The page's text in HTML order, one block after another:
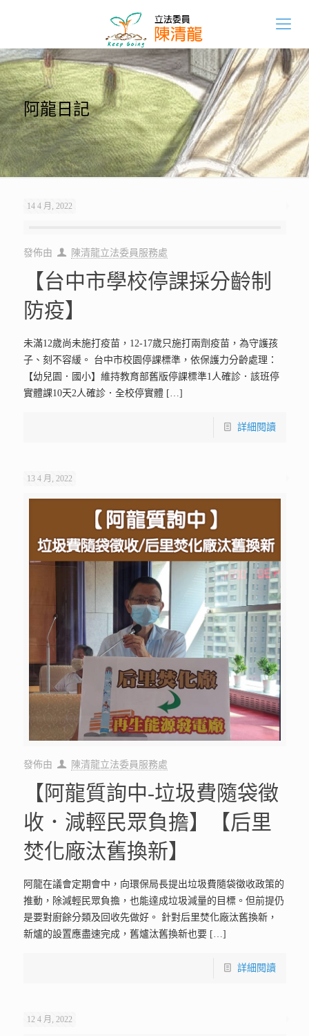
阿龍日記
14 4 月, 2022
發佈由 陳清龍立法委員服務處
【台中市學校停課採分齡制
防疫】
未滿12歲尚未施打疫苗，12-17歲只施打兩劑疫苗，為守護孩
子、刻不容緩。 台中市校園停課標準，依保護力分齡處理：
【幼兒園．國小】維持教育部舊版停課標準1人確診．該班停
實體課10天2人確診．全校停實體[…]
詳細閱讀
13 4 月, 2022
發佈由 陳清龍立法委員服務處
【阿龍質詢中-垃圾費隨袋徵
收．減輕民眾負擔】【后里
焚化廠汰舊換新】
阿龍在議會定期會中，向環保局長提出垃圾費隨袋徵收政策的
推動，除減輕民眾負擔，也能達成垃圾減量的目標。但前提仍
是要對廚餘分類及回收先做好。 針對后里焚化廠汰舊換新，
新爐的設置應盡速完成，舊爐汰舊換新也要[…]
詳細閱讀
12 4 月, 2022